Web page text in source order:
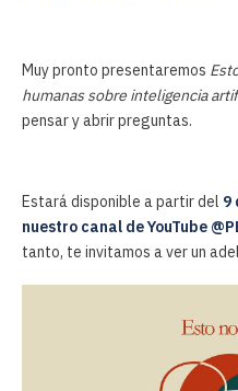
Muy pronto presentaremos
humanas sobre inteligencia
pensar y abrir preguntas.
Estará disponible a partir del 9
nuestro canal de YouTube
tanto, te invitamos a ver un